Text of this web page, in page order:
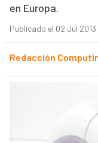
en Europa.
Publicado el 02 Jul 2013
Redacción